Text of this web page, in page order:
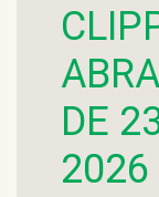
DE
2026